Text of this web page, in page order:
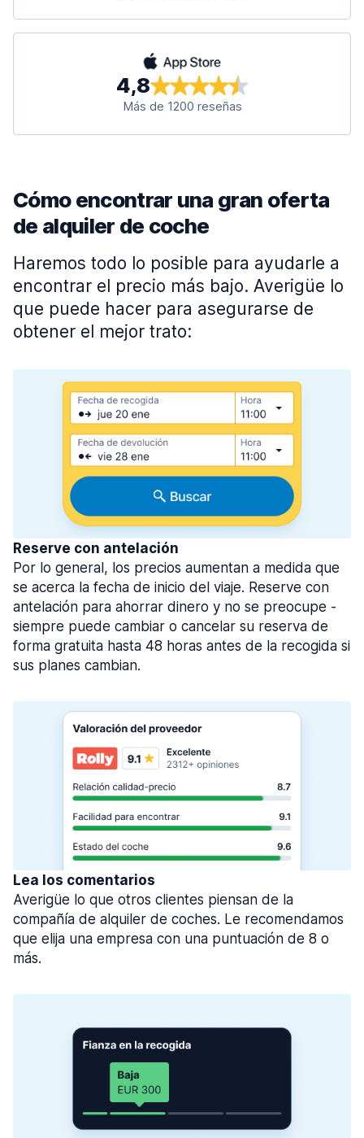
4,8
Más de 1200 reseñas
Cómo encontrar una gran oferta
de alquiler de coche
Haremos todo lo posible para ayudarle a
encontrar el precio más bajo. Averigüe lo
que puede hacer para asegurarse de
obtener el mejor trato:
Reserve con antelación
Por lo general, los precios aumentan a medida que
se acerca la fecha de inicio del viaje. Reserve con
antelación para ahorrar dinero y no se preocupe -
siempre puede cambiar o cancelar su reserva de
forma gratuita hasta 48 horas antes de la recogida si
sus planes cambian.
Lea los comentarios
Averigüe lo que otros clientes piensan de la
compañía de alquiler de coches. Le recomendamos
que elija una empresa con una puntuación de 8 o
más.